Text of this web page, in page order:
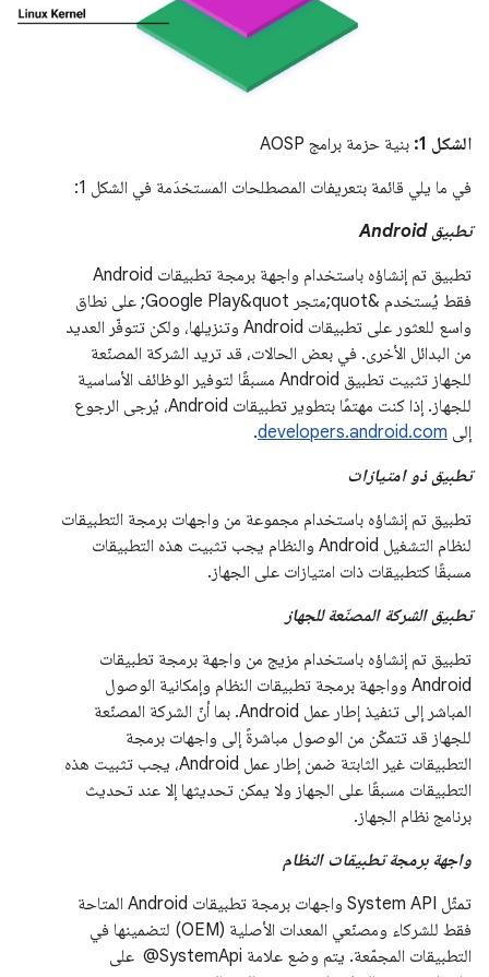
الشكل 1:
بنية حزمة برامج AOSP
في ما يلي قائمة بتعريفات المصطلحات المستخدَمة في الشكل 1:
تطبيق Android
تطبيق تم إنشاؤه باستخدام واجهة برمجة تطبيقات Android
فقط يُستخدم &quot;متجر Google Play&quot; على نطاق
واسع للعثور على تطبيقات Android وتنزيلها، ولكن تتوفّر العديد
من البدائل الأخرى. في بعض الحالات، قد تريد الشركة المصنّعة
للجهاز تثبيت تطبيق Android مسبقًا لتوفير الوظائف الأساسية
للجهاز. إذا كنت مهتمًا بتطوير تطبيقات Android، يُرجى الرجوع
إلى developers.android.com
.
تطبيق ذو امتيازات
تطبيق تم إنشاؤه باستخدام مجموعة من واجهات برمجة التطبيقات
لنظام التشغيل Android والنظام يجب تثبيت هذه التطبيقات
مسبقًا كتطبيقات ذات امتيازات على الجهاز.
تطبيق الشركة المصنّعة للجهاز
تطبيق تم إنشاؤه باستخدام مزيج من واجهة برمجة تطبيقات
Android وواجهة برمجة تطبيقات النظام وإمكانية الوصول
المباشر إلى تنفيذ إطار عمل Android. بما أنّ الشركة المصنّعة
للجهاز قد تتمكّن من الوصول مباشرةً إلى واجهات برمجة
التطبيقات غير الثابتة ضمن إطار عمل Android، يجب تثبيت هذه
التطبيقات مسبقًا على الجهاز ولا يمكن تحديثها إلا عند تحديث
برنامج نظام الجهاز.
واجهة برمجة تطبيقات النظام
تمثّل System API واجهات برمجة تطبيقات Android المتاحة
فقط للشركاء ومصنّعي المعدات الأصلية (OEM) لتضمينها في
التطبيقات المجمّعة. يتم وضع علامة ‎ @SystemApi على